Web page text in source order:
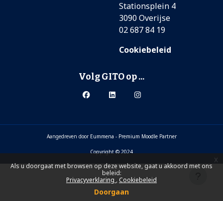
Als u doorgaat met browsen op deze website, gaat u akkoord met ons
beleid:
Privacyverklaring
Cookiebeleid
Doorgaan
x
Stationsplein 4
3090 Overijse
02 687 84 19
Cookiebeleid
Volg GITO op ...
Aangedreven door Eummena - Premium Moodle Partner
Copyright © 2024